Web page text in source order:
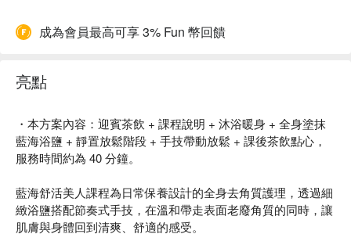
成為會員最高可享 3% Fun 幣回饋
亮點
・本方案內容：迎賓茶飲 + 課程說明 + 沐浴暖身 + 全身塗抹
藍海浴鹽 + 靜置放鬆階段 + 手技帶動放鬆 + 課後茶飲點心，
服務時間約為 40 分鐘。
藍海舒活美人課程為日常保養設計的全身去角質護理，透過細
緻浴鹽搭配節奏式手技，在溫和帶走表面老廢角質的同時，讓
肌膚與身體回到清爽、舒適的感受。